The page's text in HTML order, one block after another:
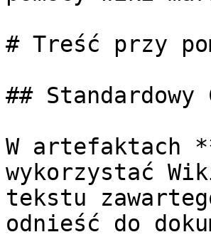
# Treść przy
##
W artefaktach
wykorzystać
tekstu
odnieść do